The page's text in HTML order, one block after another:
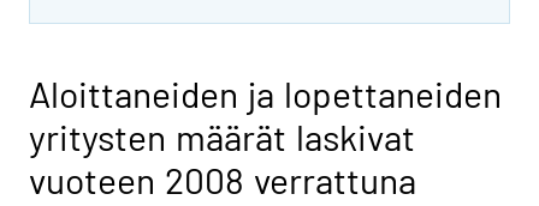
Aloittaneiden ja lopettaneiden
yritysten määrät laskivat
vuoteen 2008 verrattuna